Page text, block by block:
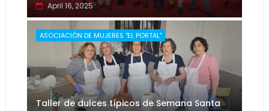
April 16, 2025
ASOCIACIÓN DE MUJERES "EL PORTAL"
Taller de dulces típicos de Semana Santa